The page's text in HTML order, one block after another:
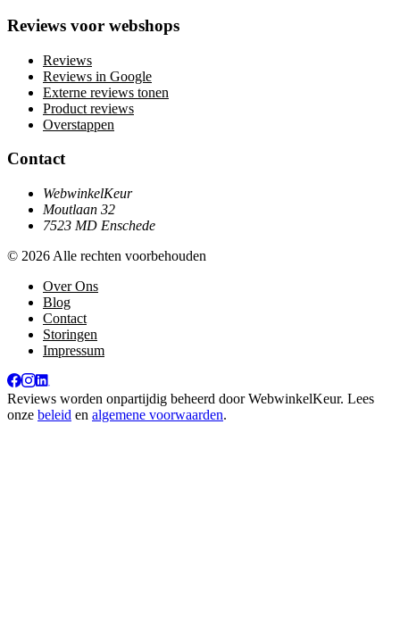
Reviews voor webshops
Reviews
Reviews in Google
Externe reviews tonen
Product reviews
Overstappen
Contact
WebwinkelKeur
Moutlaan 32
7523 MD Enschede
© 2026 Alle rechten voorbehouden
Over Ons
Blog
Contact
Storingen
Impressum
Reviews worden onpartijdig beheerd doorWebwinkelKeur. Lees
onze beleid en algemene voorwaarden.